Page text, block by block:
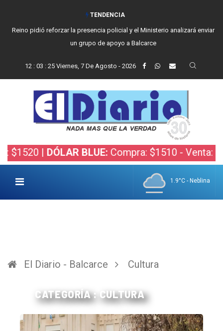
TENDENCIA
Vecinos, instituciones y concejales se manifestaron contra el proyecto
de Ley de Inviolabilidad de la Propiedad Privada
12: 03 : 26 Viernes, 7 De Agosto - 2026
|DÓLAR BLUE:Compra: $1510 - Venta: $1530 |
1.9°C - Neblina
El Diario - Balcarce Cultura
CATEGORÍA : CULTURA